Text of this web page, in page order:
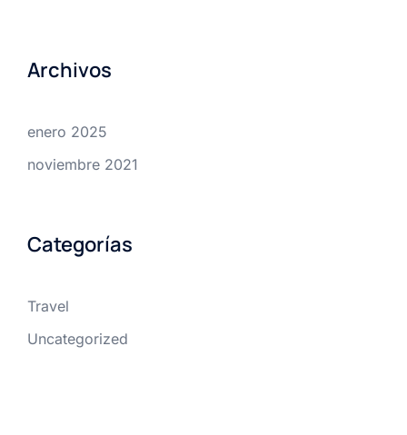
Archivos
enero 2025
noviembre 2021
Categorías
Travel
Uncategorized